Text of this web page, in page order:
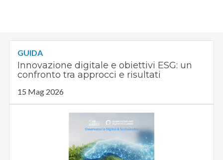
GUIDA
Innovazione digitale e obiettivi ESG: un
confronto tra approcci e risultati
15 Mag 2026